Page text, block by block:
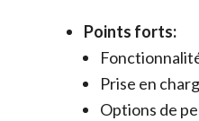
Points forts:
Prise en
Options de